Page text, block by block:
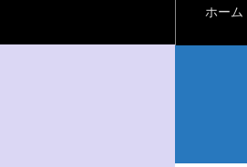
ホーム